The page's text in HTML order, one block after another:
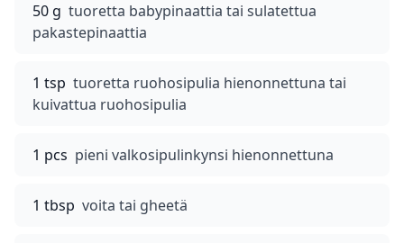
50 g tuoretta babypinaattia tai sulatettua
pakastepinaattia
1 tsp tuoretta ruohosipulia hienonnettuna tai
kuivattua ruohosipulia
1 pcs pieni valkosipulinkynsi hienonnettuna
1 tbsp voita tai gheetä